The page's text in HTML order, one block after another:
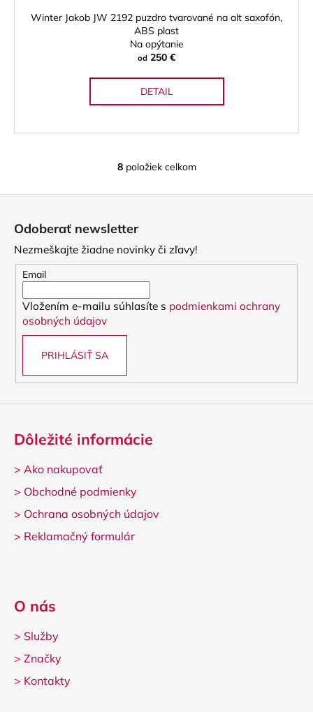
Winter Jakob JW 2192 puzdro tvarované na alt saxofón,
ABS plast
Na opýtanie
od 250 €
DETAIL
O
a
c
p
v
ý
8položiek celkom
Odoberať newsletter
Nezmeškajte žiadne novinky či zľavy!
Email
Vložením e-mailu súhlasíte s podmienkami ochrany
osobných údajov
PRIHLÁSIŤ SA
Dôležité informácie
> Ako nakupovať
> Obchodné podmienky
> Ochrana osobných údajov
> Reklamačný formulár
O nás
> Služby
> Značky
> Kontakty